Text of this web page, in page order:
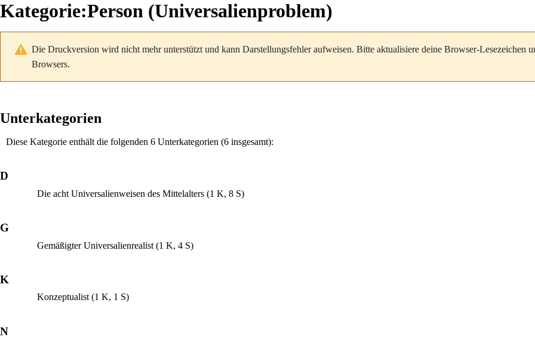
Kategorie:Person (Universalienproblem)
Die Druckversion wird nicht mehr unterstützt und kann Darstellungsfehler aufweisen. Bitte aktualisiere deine Browser-Lesezeichen
Browsers.
Unterkategorien
Diese Kategorie enthält die folgenden 6 Unterkategorien (6 insgesamt):
D
Die acht Universalienweisen des Mittelalters (1 K, 8 S)
G
Gemäßigter Universalienrealist (1 K, 4 S)
K
Konzeptualist (1 K, 1 S)
N